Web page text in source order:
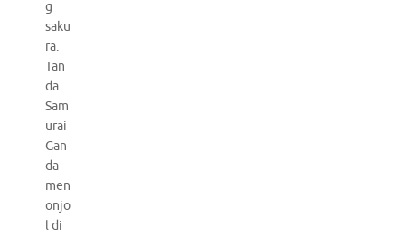
g
saku
ra.
Tan
da
Sam
urai
Gan
da
men
onjo
l di